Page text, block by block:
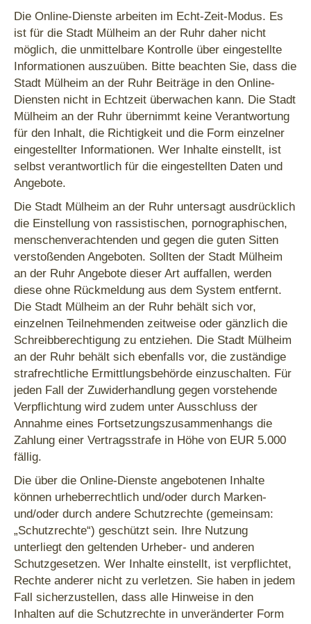
Die Online-Dienste arbeiten im Echt-Zeit-Modus. Es
ist für die Stadt Mülheim an der Ruhr daher nicht
möglich, die unmittelbare Kontrolle über eingestellte
Informationen auszuüben. Bitte beachten Sie, dass die
Stadt Mülheim an der Ruhr Beiträge in den Online-
Diensten nicht in Echtzeit überwachen kann. Die Stadt
Mülheim an der Ruhr übernimmt keine Verantwortung
für den Inhalt, die Richtigkeit und die Form einzelner
eingestellter Informationen. Wer Inhalte einstellt, ist
selbst verantwortlich für die eingestellten Daten und
Angebote.
Die Stadt Mülheim an der Ruhr untersagt ausdrücklich
die Einstellung von rassistischen, pornographischen,
menschenverachtenden und gegen die guten Sitten
verstoßenden Angeboten. Sollten der Stadt Mülheim
an der Ruhr Angebote dieser Art auffallen, werden
diese ohne Rückmeldung aus dem System entfernt.
Die Stadt Mülheim an der Ruhr behält sich vor,
einzelnen Teilnehmenden zeitweise oder gänzlich die
Schreibberechtigung zu entziehen. Die Stadt Mülheim
an der Ruhr behält sich ebenfalls vor, die zuständige
strafrechtliche Ermittlungsbehörde einzuschalten. Für
jeden Fall der Zuwiderhandlung gegen vorstehende
Verpflichtung wird zudem unter Ausschluss der
Annahme eines Fortsetzungszusammenhangs die
Zahlung einer Vertragsstrafe in Höhe von EUR 5.000
fällig.
Die über die Online-Dienste angebotenen Inhalte
können urheberrechtlich und/oder durch Marken-
und/oder durch andere Schutzrechte (gemeinsam:
„Schutzrechte“) geschützt sein. Ihre Nutzung
unterliegt den geltenden Urheber- und anderen
Schutzgesetzen. Wer Inhalte einstellt, ist verpflichtet,
Rechte anderer nicht zu verletzen. Sie haben in jedem
Fall sicherzustellen, dass alle Hinweise in den
Inhalten auf die Schutzrechte in unveränderter Form